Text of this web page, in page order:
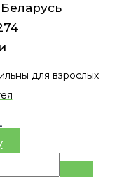
для взрослых